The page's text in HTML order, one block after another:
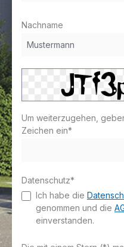
Nachname
Um weiterzugehen,
Zeichen ein*
Datenschutz*
Ich habe die
genommen und die
einverstanden.